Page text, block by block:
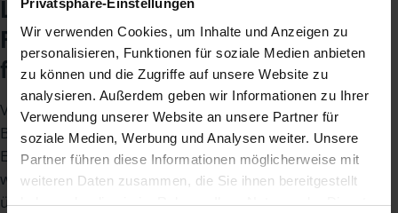
Privatsphäre-Einstellungen
Wir verwenden Cookies, um Inhalte und Anzeigen zu
personalisieren, Funktionen für soziale Medien anbieten
zu können und die Zugriffe auf unsere Website zu
analysieren. Außerdem geben wir Informationen zu Ihrer
Verwendung unserer Website an unsere Partner für
soziale Medien, Werbung und Analysen weiter. Unsere
Partner führen diese Informationen möglicherweise mit
weiteren Daten zusammen, die Sie ihnen bereitgestellt
haben oder die sie im Rahmen Ihrer Nutzung der Dienste
Liegt der Verdienst über den
Freibeträgen, werden Steuern
fällig
Verdienen ein/e Übungsleiter/in oder ein/e
Betreuer/in mehr als 3.300 Euro und ein/e
Ehrenamtliche/r mehr als 960 Euro pro Jahr,
werden für den Betrag, der den Freibetrag
übersteigt, Steuern fällig. Eingetragen in der